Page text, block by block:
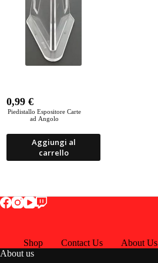
Piedistallo Espositore Carte
ad Angolo
0,99€
Aggiungi al
carrello
Shop Contact Us About Us
About us